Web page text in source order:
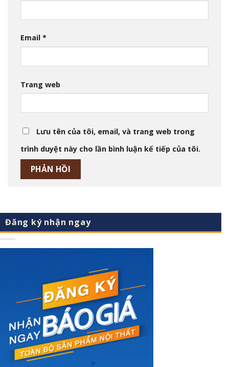
Email *
Trang web
Lưu tên của tôi, email, và trang web trong
trình duyệt này cho lần bình luận kế tiếp của tôi.
Đăng ký nhận ngay